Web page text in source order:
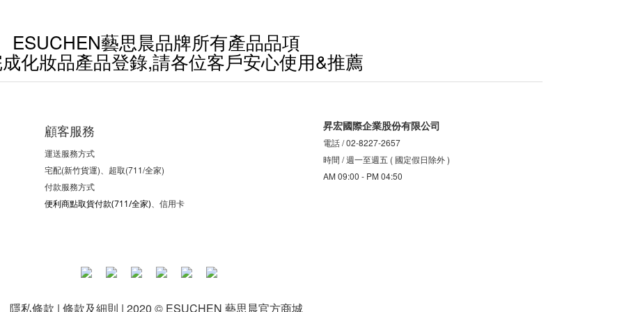
ESUCHEN藝思晨品牌所有產品品項
化妝品產品登錄,請各位客戶安心使用&推薦
顧客服務
運送服務方式
宅配(新竹貨運)、超取(711/全家)
付款服務方式
便利商點取貨付款(711/全家) 、信用卡
昇宏國際企業股份有限公司
電話 / 02-8227-2657
時間 / 週一至週五 ( 國定假日除外 )
AM 09:00 - PM 04:50
隱私條款 | 條款及細則 | 2020 © ESUCHEN 藝思晨官方商城